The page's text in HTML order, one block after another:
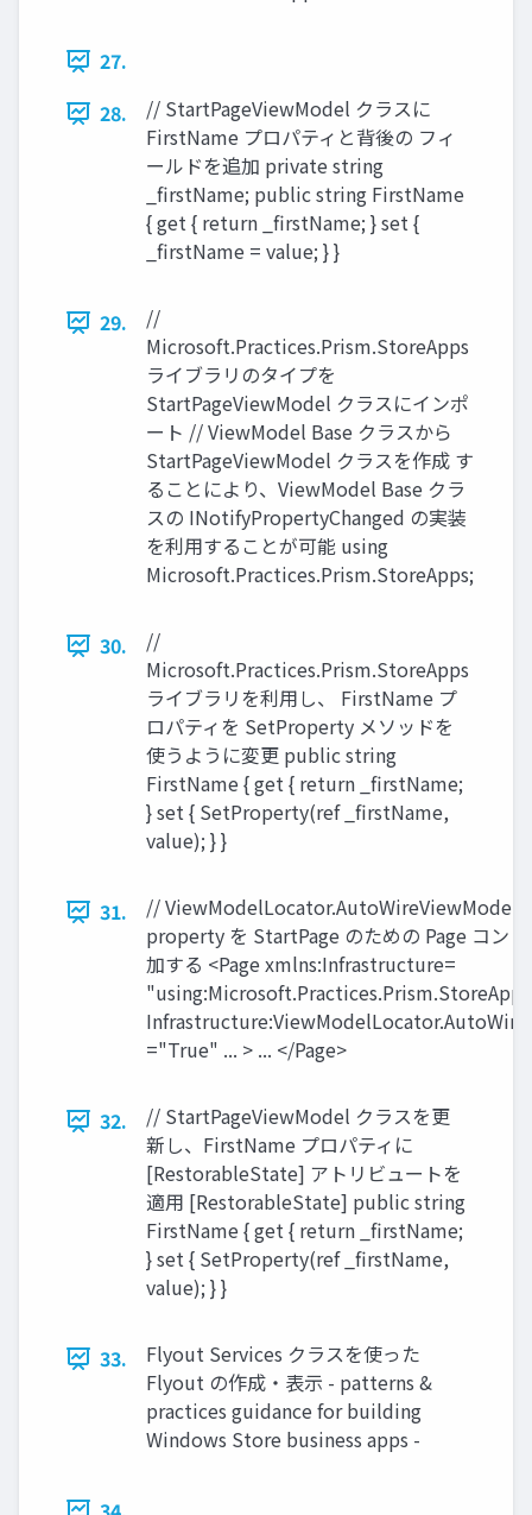
27.
28.
// StartPageViewModel クラスに
FirstName プロパティと背後の フィ
ールドを追加 private string
_firstName; public string FirstName
{ get { return _firstName; } set {
_firstName = value; } }
29.
//
Microsoft.Practices.Prism.StoreApps
ライブラリのタイプを
StartPageViewModel クラスにインポ
ート // ViewModel Base クラスから
StartPageViewModel クラスを作成 す
ることにより、ViewModel Base クラ
スの INotifyPropertyChanged の実装
を利用することが可能 using
Microsoft.Practices.Prism.StoreApps;
30.
//
Microsoft.Practices.Prism.StoreApps
ライブラリを利用し、 FirstName プ
ロパティを SetProperty メソッドを
使うように変更 public string
FirstName { get { return _firstName;
} set { SetProperty(ref _firstName,
value); } }
31.
// ViewModelLocator.AutoWireViewModel
property を StartPage のための Page コン
加する <Page xmlns:Infrastructure=
="True" ... > ... </Page>
32.
// StartPageViewModel クラスを更
新し、FirstName プロパティに
[RestorableState] アトリビュートを
適用 [RestorableState] public string
FirstName { get { return _firstName;
} set { SetProperty(ref _firstName,
value); } }
33.
Flyout Services クラスを使った
Flyout の作成・表示 - patterns &
practices guidance for building
Windows Store business apps -